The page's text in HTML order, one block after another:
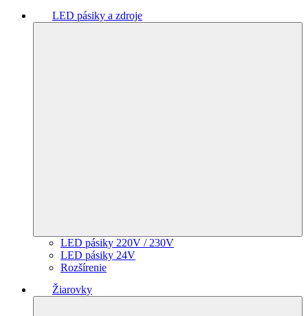
LED pásiky a zdroje
LED pásiky 220V / 230V
LED pásiky 24V
Rozšírenie
Žiarovky